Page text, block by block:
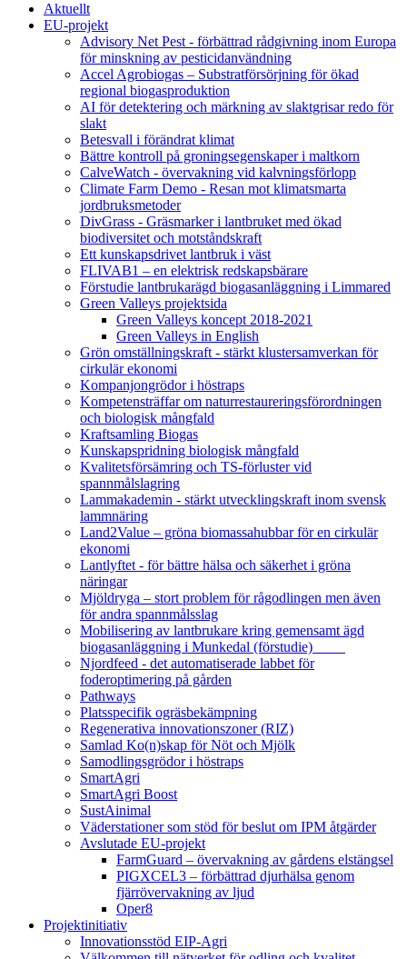
Aktuellt
EU-projekt
Advisory Net Pest - förbättrad rådgivning inom Europa
för minskning av pesticidanvändning
Accel Agrobiogas – Substratförsörjning för ökad
regional biogasproduktion
AI för detektering och märkning av slaktgrisar redo för
slakt
Betesvall i förändrat klimat
Bättre kontroll på groningsegenskaper i maltkorn
CalveWatch - övervakning vid kalvningsförlopp
Climate Farm Demo - Resan mot klimatsmarta
jordbruksmetoder
DivGrass - Gräsmarker i lantbruket med ökad
biodiversitet och motståndskraft
Ett kunskapsdrivet lantbruk i väst
FLIVAB1 – en elektrisk redskapsbärare
Förstudie lantbrukarägd biogasanläggning i Limmared
Green Valleys projektsida
Green Valleys koncept 2018-2021
Green Valleys in English
Grön omställningskraft - stärkt klustersamverkan för
cirkulär ekonomi
Kompanjongrödor i höstraps
Kompetensträffar om naturrestaureringsförordningen
och biologisk mångfald
Kraftsamling Biogas
Kunskapspridning biologisk mångfald
Kvalitetsförsämring och TS-förluster vid
spannmålslagring
Lammakademin - stärkt utvecklingskraft inom svensk
lammnäring
Land2Value – gröna biomassahubbar för en cirkulär
ekonomi
Lantlyftet - för bättre hälsa och säkerhet i gröna
näringar
Mjöldryga – stort problem för rågodlingen men även
för andra spannmålsslag
Mobilisering av lantbrukare kring gemensamt ägd
biogasanläggning i Munkedal (förstudie)
Njordfeed - det automatiserade labbet för
foderoptimering på gården
Pathways
Platsspecifik ogräsbekämpning
Regenerativa innovationszoner (RIZ)
Samlad Ko(n)skap för Nöt och Mjölk
Samodlingsgrödor i höstraps
SmartAgri
SmartAgri Boost
SustAinimal
Väderstationer som stöd för beslut om IPM åtgärder
Avslutade EU-projekt
FarmGuard – övervakning av gårdens elstängsel
PIGXCEL3 – förbättrad djurhälsa genom
fjärrövervakning av ljud
Oper8
Projektinitiativ
Innovationsstöd EIP-Agri